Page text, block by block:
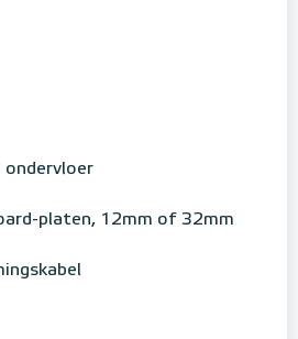
ondervloer
platen, 12mm of 32mm